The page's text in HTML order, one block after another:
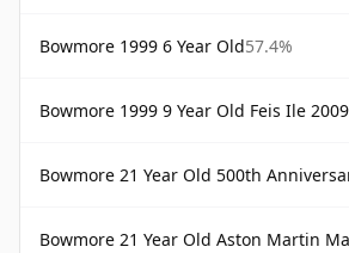
Bowmore 1999 6 Year Old57.4%
Bowmore 1999 9 Year Old Feis Ile 2009
Bowmore 21 Year Old 500th
Bowmore 21 Year Old Aston Martin Masters